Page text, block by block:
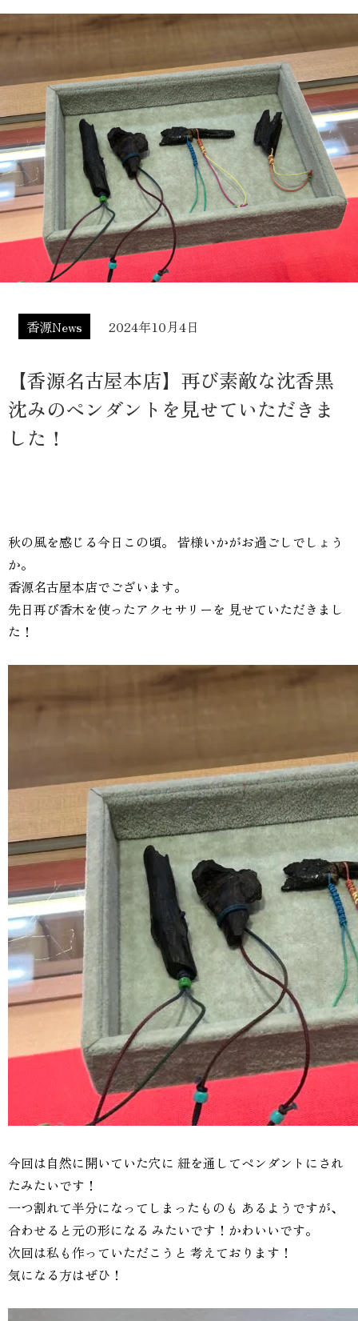
香源News 2024年10月4日
【香源名古屋本店】再び素敵な沈香黒
沈みのペンダントを見せていただきま
した！
秋の風を感じる今日この頃。 皆様いかがお過ごしでしょう
か。
香源名古屋本店でございます。
先日再び香木を使ったアクセサリーを 見せていただきまし
た！
今回は自然に開いていた穴に 紐を通してペンダントにされ
たみたいです！
一つ割れて半分になってしまったものも あるようですが、
合わせると元の形になる みたいです！かわいいです。
次回は私も作っていただこうと 考えております！
気になる方はぜひ！